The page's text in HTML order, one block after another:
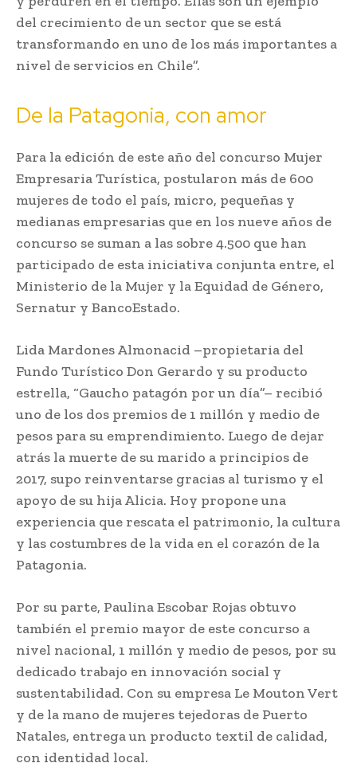
del crecimiento de un sector que se está
transformando en uno de los más importantes a
nivel de servicios en Chile”.
De la Patagonia, con amor
Para la edición de este año del concurso Mujer
Empresaria Turística, postularon más de 600
mujeres de todo el país, micro, pequeñas y
medianas empresarias que en los nueve años de
concurso se suman a las sobre 4.500 que han
participado de esta iniciativa conjunta entre, el
Ministerio de la Mujer y la Equidad de Género,
Sernatur y BancoEstado.
Lida Mardones Almonacid –propietaria del
Fundo Turístico Don Gerardo y su producto
estrella, “Gaucho patagón por un día”– recibió
uno de los dos premios de 1 millón y medio de
pesos para su emprendimiento. Luego de dejar
atrás la muerte de su marido a principios de
2017, supo reinventarse gracias al turismo y el
apoyo de su hija Alicia. Hoy propone una
experiencia que rescata el patrimonio, la cultura
y las costumbres de la vida en el corazón de la
Patagonia.
Por su parte, Paulina Escobar Rojas obtuvo
también el premio mayor de este concurso a
nivel nacional, 1 millón y medio de pesos, por su
dedicado trabajo en innovación social y
sustentabilidad. Con su empresa Le Mouton Vert
y de la mano de mujeres tejedoras de Puerto
Natales, entrega un producto textil de calidad,
con identidad local.